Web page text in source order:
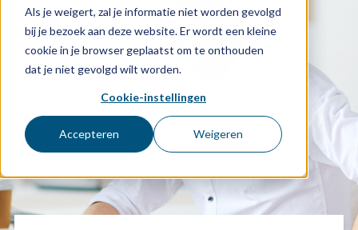
Als je weigert, zal je informatie niet worden gevolgd
bij je bezoek aan deze website. Er wordt een kleine
cookie in je browser geplaatst om te onthouden
dat je niet gevolgd wilt worden.
Cookie-instellingen
Accepteren Weigeren
Schade melden
Afspraak maken
0318 - 544 044
Nieuws
Mijn Sibbing